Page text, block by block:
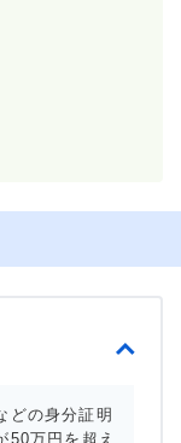
どの身分証明
50万円を超え